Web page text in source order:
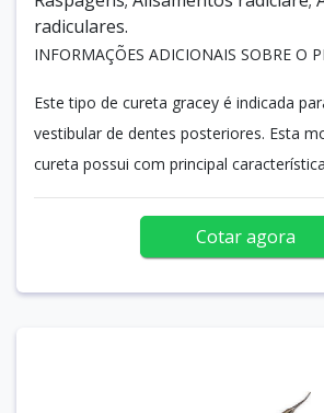
radiculares.
INFORMAÇÕES ADICIONAIS SOBRE O
Este tipo de cureta gracey é indicada
vestibular de dentes posteriores. Esta
cureta possui com principal
Cotar agora